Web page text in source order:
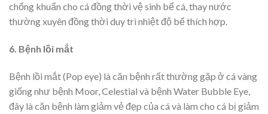
chống khuẩn cho cá đồng thời vệ sinh bể cá, thay nước
thường xuyên đồng thời duy trì nhiệt độ bể thích hợp.
6. Bệnh lồi mắt
Bệnh lồi mắt (Pop eye) là căn bệnh rất thường gặp ở cá vàng
giống như bệnh Moor, Celestial và bệnh Water Bubble Eye,
đây là căn bệnh làm giảm vẻ đẹp của cá và làm cho cá bị giảm